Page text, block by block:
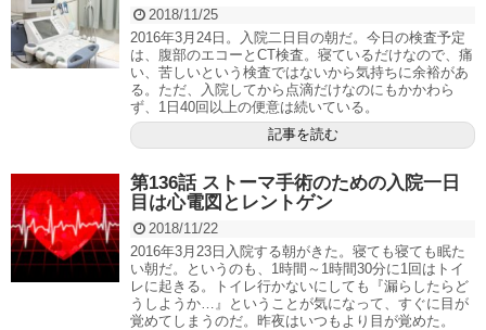
2018/11/25
2016年3月24日。入院二日目の朝だ。今日の検査予定
は、腹部のエコーとCT検査。寝ているだけなので、痛
い、苦しいという検査ではないから気持ちに余裕があ
る。ただ、入院してから点滴だけなのにもかかわら
ず、1日40回以上の便意は続いている。
記事を読む
第136話 ストーマ手術のための入院一日
目は心電図とレントゲン
2018/11/22
2016年3月23日入院する朝がきた。寝ても寝ても眠た
い朝だ。というのも、1時間～1時間30分に1回はトイ
レに起きる。トイレ行かないにしても『漏らしたらど
うしようか…』ということが気になって、すぐに目が
覚めてしまうのだ。昨夜はいつもより目が覚めた。